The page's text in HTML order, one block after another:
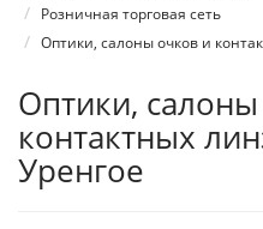
Розничная торговая сеть
Оптики, салоны очков и
Оптики,
контактных
Уренгое